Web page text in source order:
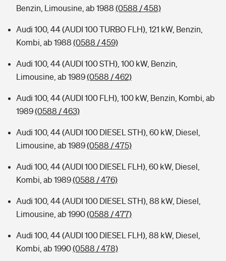
Benzin, Limousine, ab 1988 (0588 / 458)
Audi 100, 44 (AUDI 100 TURBO FLH), 121 kW, Benzin,
Kombi, ab 1988 (0588 / 459)
Audi 100, 44 (AUDI 100 STH), 100 kW, Benzin,
Limousine, ab 1989(0588 / 462)
Audi 100, 44 (AUDI 100 FLH), 100 kW, Benzin, Kombi, ab
1989(0588 / 463)
Audi 100, 44 (AUDI 100 DIESEL STH), 60 kW, Diesel,
Limousine, ab 1989(0588 / 475)
Audi 100, 44 (AUDI 100 DIESEL FLH), 60 kW, Diesel,
Kombi, ab 1989(0588 / 476)
Audi 100, 44 (AUDI 100 DIESEL STH), 88 kW, Diesel,
Limousine, ab 1990(0588 / 477)
Audi 100, 44 (AUDI 100 DIESEL FLH), 88 kW, Diesel,
Kombi, ab 1990(0588 / 478)